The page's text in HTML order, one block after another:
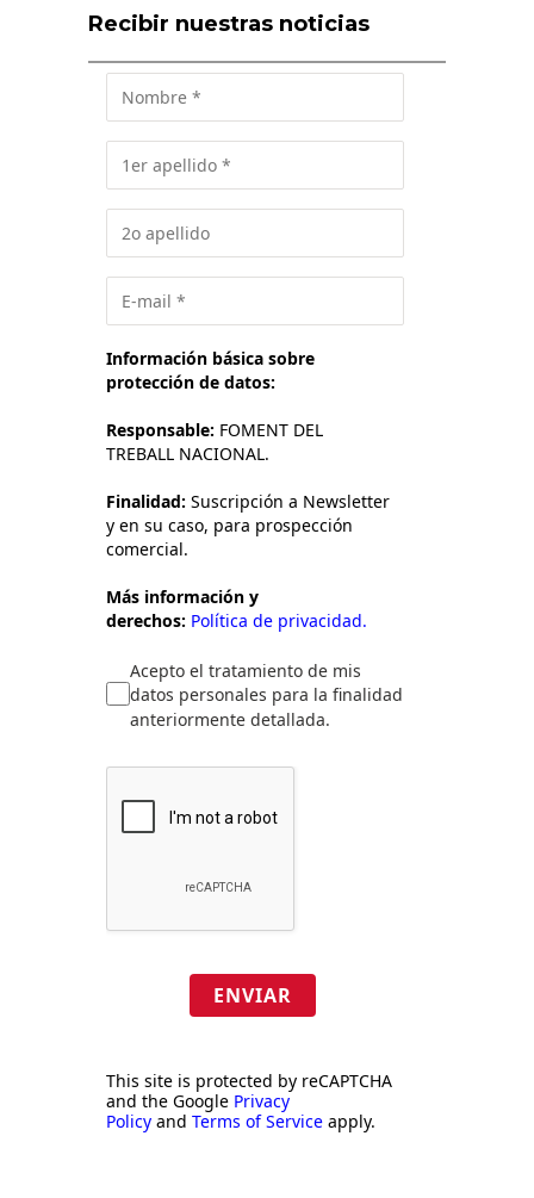
Recibir nuestras noticias
Información básica sobre
protección de datos:
Responsable: FOMENT DEL
TREBALL NACIONAL.
Finalidad: Suscripción a Newsletter
y en su caso, para prospección
comercial.
Más información y
derechos: Política de privacidad.
Acepto el tratamiento de mis
datos personales para la finalidad
anteriormente detallada.
ENVIAR
This site is protected by reCAPTCHA
and the Google Privacy
Policy and Terms of Service apply.